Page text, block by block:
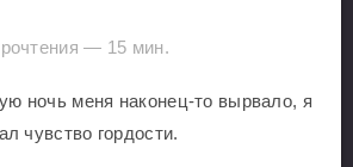
— 15 мин.
ночь меня наконец-то вырвало, я
чувство гордости.